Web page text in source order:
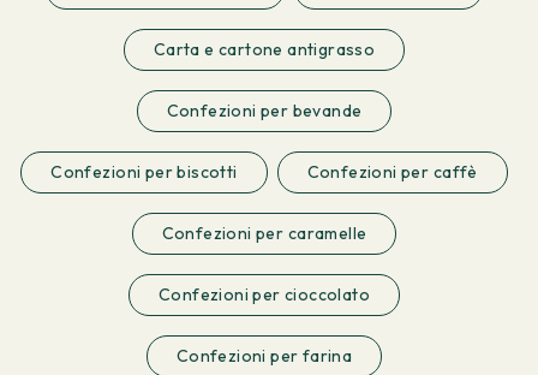
Carta e cartone antigrasso
Confezioni per bevande
Confezioni per biscotti Confezioni per caffè
Confezioni per caramelle
Confezioni per cioccolato
Confezioni per farina